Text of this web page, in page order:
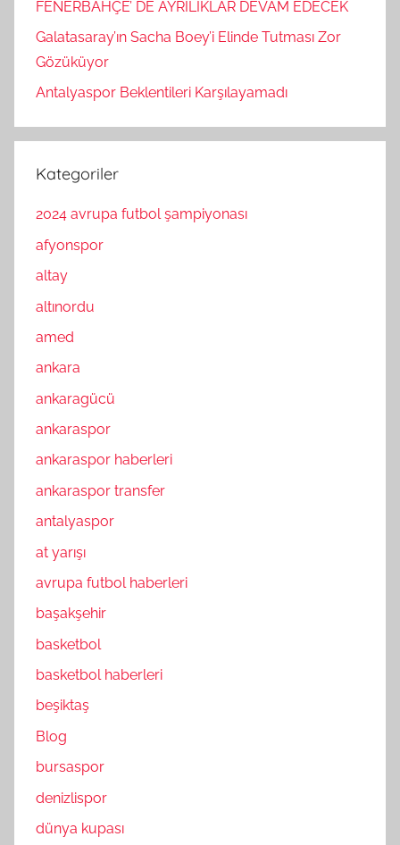
FENERBAHÇE’ DE AYRILIKLAR DEVAM EDECEK
Galatasaray’ın Sacha Boey’i Elinde Tutması Zor
Gözüküyor
Antalyaspor Beklentileri Karşılayamadı
Kategoriler
2024 avrupa futbol şampiyonası
afyonspor
altay
altınordu
amed
ankara
ankaragücü
ankaraspor
ankaraspor haberleri
ankaraspor transfer
antalyaspor
at yarışı
avrupa futbol haberleri
başakşehir
basketbol
basketbol haberleri
beşiktaş
Blog
bursaspor
denizlispor
dünya kupası